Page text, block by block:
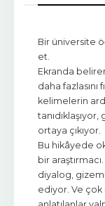
Bir üniversite
et.
Ekranda
daha fazlasını
kelimelerin
ortaya çıkıyor.
Bu hikâyede
bir
diyalog,
ediyor. Ve çok